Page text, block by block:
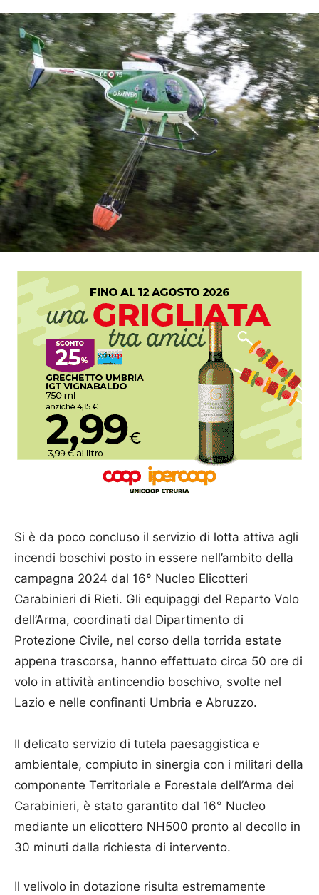
Si è da poco concluso il servizio di lotta attiva agli
incendi boschivi posto in essere nell’ambito della
campagna 2024 dal 16° Nucleo Elicotteri
Carabinieri di Rieti. Gli equipaggi del Reparto Volo
dell’Arma, coordinati dal Dipartimento di
Protezione Civile, nel corso della torrida estate
appena trascorsa, hanno effettuato circa 50 ore di
volo in attività antincendio boschivo, svolte nel
Lazio e nelle confinanti Umbria e Abruzzo.
Il delicato servizio di tutela paesaggistica e
ambientale, compiuto in sinergia con i militari della
componente Territoriale e Forestale dell’Arma dei
Carabinieri, è stato garantito dal 16° Nucleo
mediante un elicottero NH500 pronto al decollo in
30 minuti dalla richiesta di intervento.
Il velivolo in dotazione risulta estremamente